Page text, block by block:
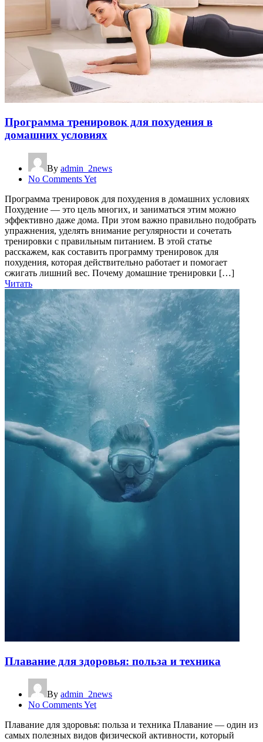
Программа тренировок для похудения в
домашних условиях
By admin_2news
No Comments Yet
Программа тренировок для похудения в домашних условиях
Похудение — это цель многих, и заниматься этим можно
эффективно даже дома. При этом важно правильно подобрать
упражнения, уделять внимание регулярности и сочетать
тренировки с правильным питанием. В этой статье
расскажем, как составить программу тренировок для
похудения, которая действительно работает и помогает
сжигать лишний вес. Почему домашние тренировки […]
Читать
Плавание для здоровья: польза и техника
By admin_2news
No Comments Yet
Плавание для здоровья: польза и техника Плавание — один из
самых полезных видов физической активности, который